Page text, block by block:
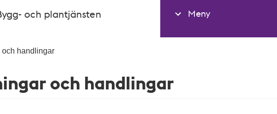
och plantjänsten Meny
handlingar
och handlingar